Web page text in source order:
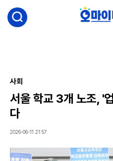
검
색
사회
서울 학교 3개 노조, '
다
2026-06-11 21:57